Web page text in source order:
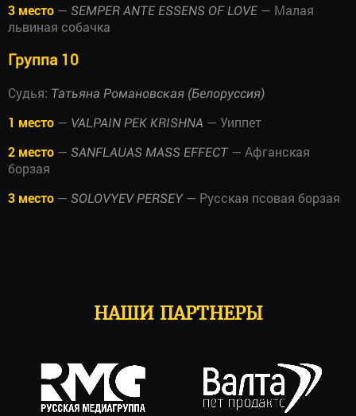
3 место — SEMPER ANTE ESSENS OF LOVE — Малая
львиная собачка
Группа 10
Судья: Татьяна Романовская (Белоруссия)
1 место — VALPAIN PEK KRISHNA — Уиппет
2 место — SANFLAUAS MASS EFFECT — Афганская
борзая
3 место — SOLOVYEV PERSEY— Русская псовая борзая
НАШИ ПАРТНЕРЫ